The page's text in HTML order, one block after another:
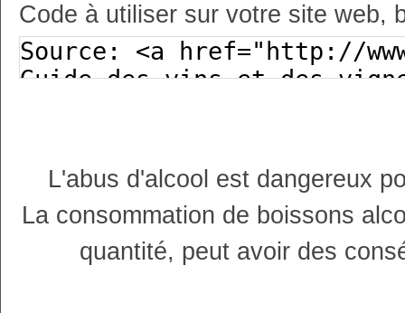
Code à utiliser sur votre site web,
L'abus d'alcool est dangereux
La consommation de boissons
quantité, peut avoir des